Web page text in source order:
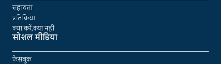
सहायता
प्रतिक्रिया
क्या करें,क्या नहीं
सोशल मीडिया
फेसबुक